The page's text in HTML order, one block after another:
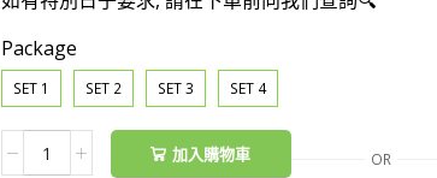
Package
SET 1 SET 2 SET 3 SET 4
Xmas
加入購物車 OR